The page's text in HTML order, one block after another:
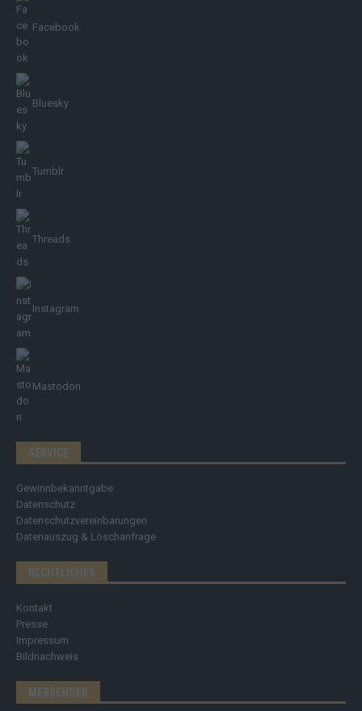
Facebook
Bluesky
Tumblr
Threads
Instagram
Mastodon
SERVICE
Gewinnbekanntgabe
Datenschutz
Datenschutzvereinbarungen
Datenauszug & Löschanfrage
RECHTLICHES
Kontakt
Presse
Impressum
Bildnachweis
MESSENGER